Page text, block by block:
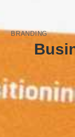
BRANDING